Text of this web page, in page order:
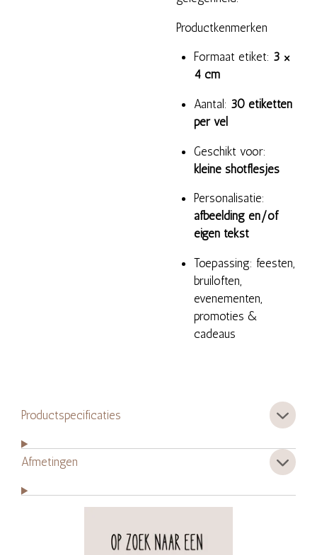
Productkenmerken
Formaat etiket: 3 ×
4 cm
Aantal: 30 etiketten
per vel
Geschikt voor:
kleine shotflesjes
Personalisatie:
afbeelding en/of
eigen tekst
Toepassing: feesten,
bruiloften,
evenementen,
promoties &
cadeaus
Productspecificaties
Afmetingen